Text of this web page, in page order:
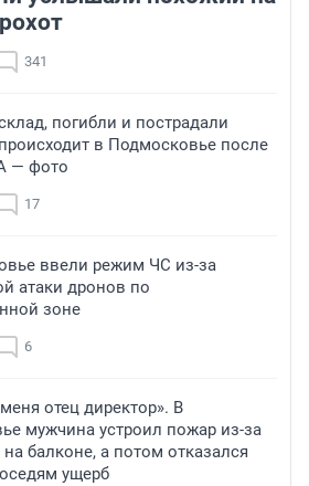
341
погибли и пострадали
в Подмосковье после
— фото
17
ввели режим ЧС из-за
атаки дронов по
зоне
6
отец директор». В
мужчина устроил пожар из-за
балконе, а потом отказался
ущерб